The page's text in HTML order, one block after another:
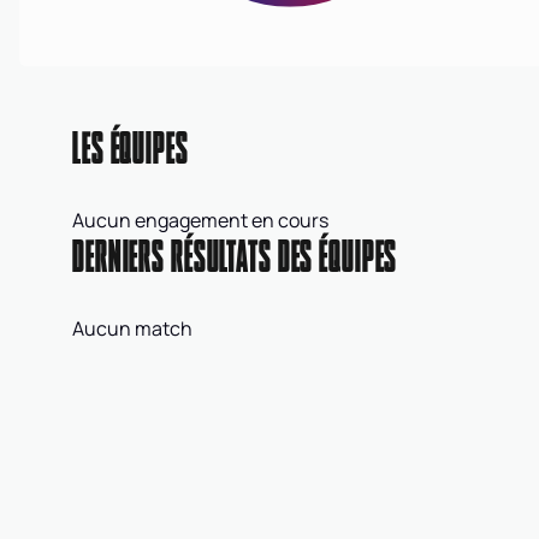
LES ÉQUIPES
Aucun engagement en cours
DERNIERS RÉSULTATS DES ÉQUIPES
Aucun match